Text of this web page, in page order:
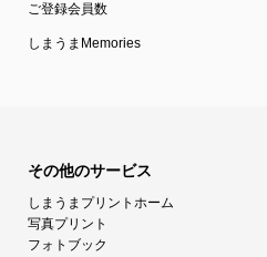
ご登録会員数
しまうまMemories
その他のサービス
しまうまプリントホーム
写真プリント
フォトブック